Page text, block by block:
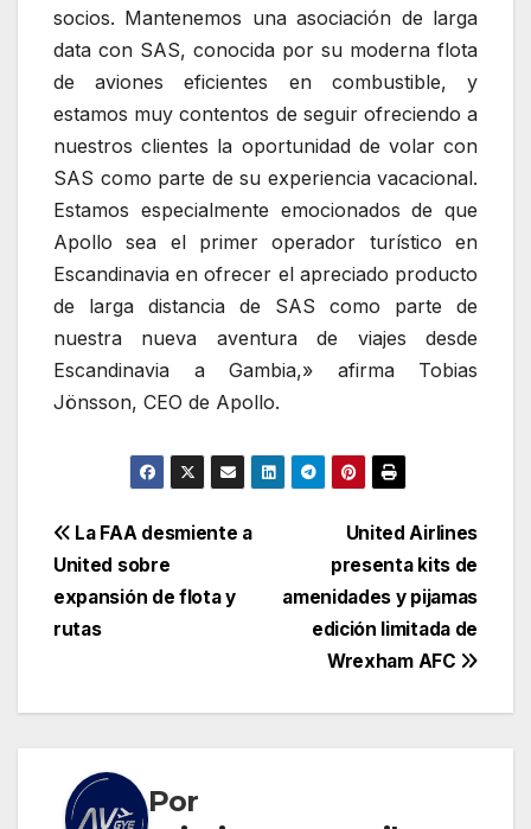
socios. Mantenemos una asociación de larga
data con SAS, conocida por su moderna flota
de aviones eficientes en combustible, y
estamos muy contentos de seguir ofreciendo a
nuestros clientes la oportunidad de volar con
SAS como parte de su experiencia vacacional.
Estamos especialmente emocionados de que
Apollo sea el primer operador turístico en
Escandinavia en ofrecer el apreciado producto
de larga distancia de SAS como parte de
nuestra nueva aventura de viajes desde
Escandinavia a Gambia,» afirma Tobias
Jönsson, CEO de Apollo.
Navegación
de
entradas
United Airlines
presenta kits de
amenidades y pijamas
edición limitada de
Wrexham AFC
La FAA desmiente a
United sobre
expansión de flota y
rutas
Por